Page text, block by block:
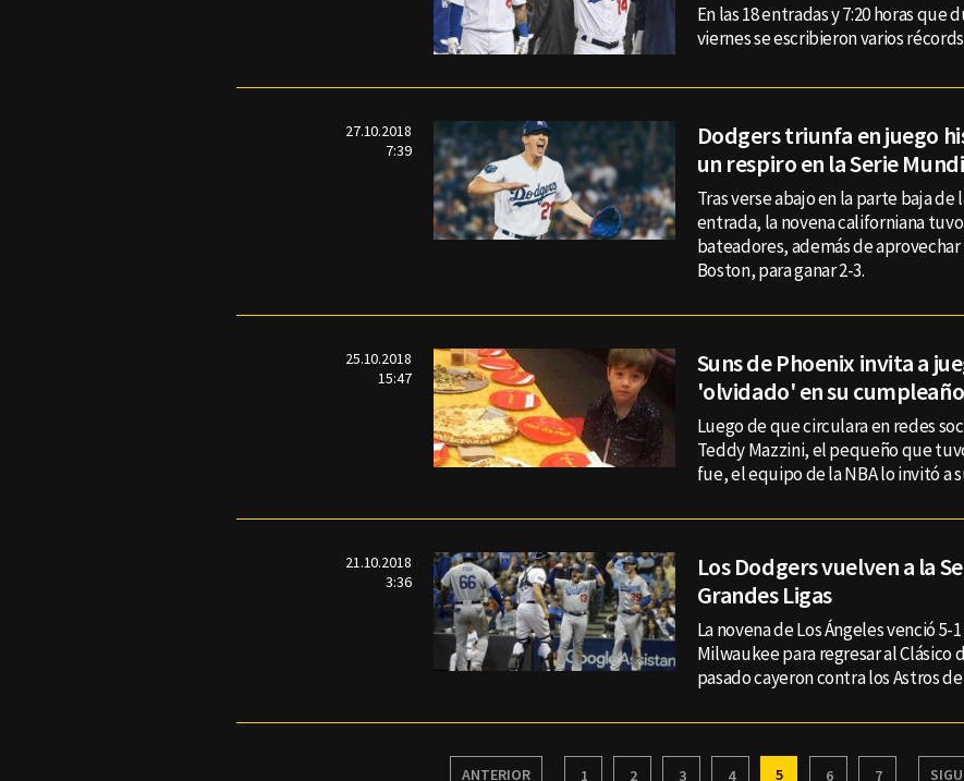
En las 18 entradas y 7:20 horas
viernes se escribieron varios
27.10.2018
7:39
Dodgers triunfa en juego
un respiro en la Serie
Tras verse abajo en la parte baja
entrada, la novena californiana
bateadores, además de
Boston, para ganar 2-3.
25.10.2018
15:47
Suns de Phoenix invita a
'olvidado' en su
Luego de que circulara en redes
Teddy Mazzini, el pequeño que
fue, el equipo de la NBA lo invitó a
21.10.2018
3:36
Los Dodgers vuelven a la
Grandes Ligas
La novena de Los Ángeles venció 5-
Milwaukee para regresar al Clásico
pasado cayeron contra los Astros
ANTERIOR 1 2 3 4 5 6 7